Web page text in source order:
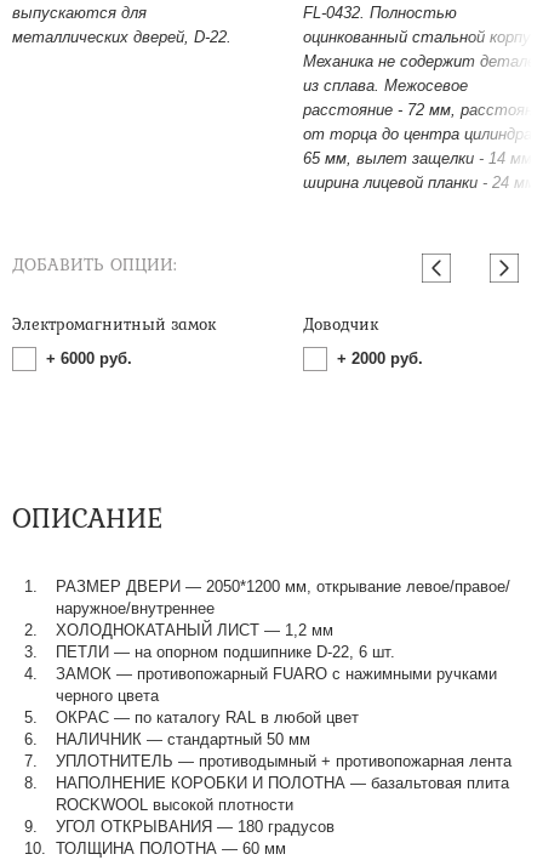
выпускаются для
металлических дверей, D-22.
FL-0432. Полностью
оцинкованный стальной корпус.
Механика не содержит деталей
из сплава. Межосевое
расстояние - 72 мм,
от торца до центра цилиндра -
65 мм, вылет защелки - 14 мм,
ширина лицевой планки - 24 мм.
ДОБАВИТЬ ОПЦИИ:
Электромагнитный замок
+ 6000 руб.
Доводчик
+ 2000 руб.
ОПИСАНИЕ
РАЗМЕР ДВЕРИ — 2050*1200 мм, открывание левое/правое/
наружное/внутреннее
ХОЛОДНОКАТАНЫЙ ЛИСТ — 1,2 мм
ПЕТЛИ — на опорном подшипнике D-22, 6 шт.
ЗАМОК — противопожарный FUARO с нажимными ручками
черного цвета
ОКРАС — по каталогу RAL в любой цвет​​​​​​​
НАЛИЧНИК — стандартный 50 мм
УПЛОТНИТЕЛЬ — противодымный + противопожарная лента
НАПОЛНЕНИЕ КОРОБКИ И ПОЛОТНА — базальтовая плита
ROCKWOOL высокой плотности
УГОЛ ОТКРЫВАНИЯ — 180 градусов
ТОЛЩИНА ПОЛОТНА — 60 мм